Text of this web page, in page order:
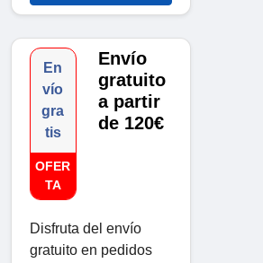
En
vío
gra
tis
OFER
TA
Envío
gratuito
a partir
de 120€
Disfruta del envío
gratuito en pedidos